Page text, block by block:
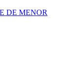
DE MENOR